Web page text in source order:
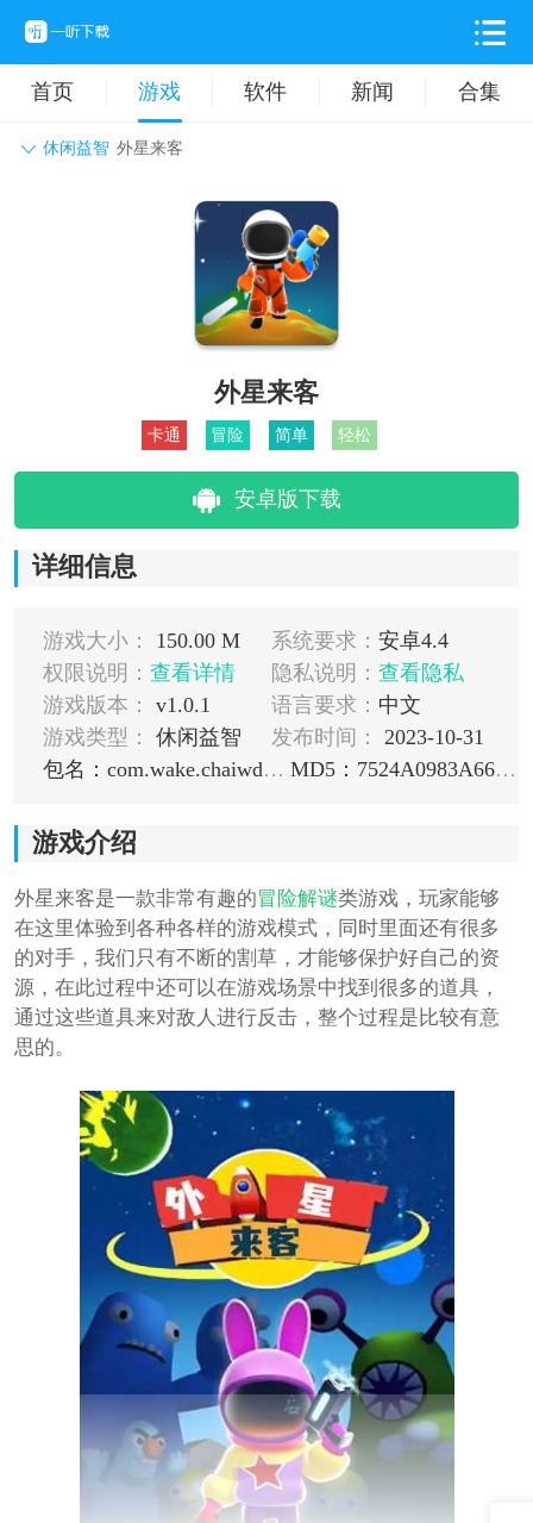
首页 游戏 软件 新闻 合集
休闲益智 外星来客
动作格斗 休闲益智
音乐舞蹈
挂机养成
外星来客
卡通 冒险 简单 轻松
安卓版下载
详细信息
游戏大小： 150.00 M 系统要求： 安卓4.4
权限说明： 查看详情 隐私说明： 查看隐私
游戏版本：
v1.0.1 语言要求： 中文
游戏类型：
休闲益智 发布时间：
2023-10-31
包名：com.wake.chaiwds.meta
MD5：7524A0983A665F0A69BADEF887F04019
游戏介绍
外星来客是一款非常有趣的冒险解谜类游戏，玩家能够
在这里体验到各种各样的游戏模式，同时里面还有很多
的对手，我们只有不断的割草，才能够保护好自己的资
源，在此过程中还可以在游戏场景中找到很多的道具，
通过这些道具来对敌人进行反击，整个过程是比较有意
思的。